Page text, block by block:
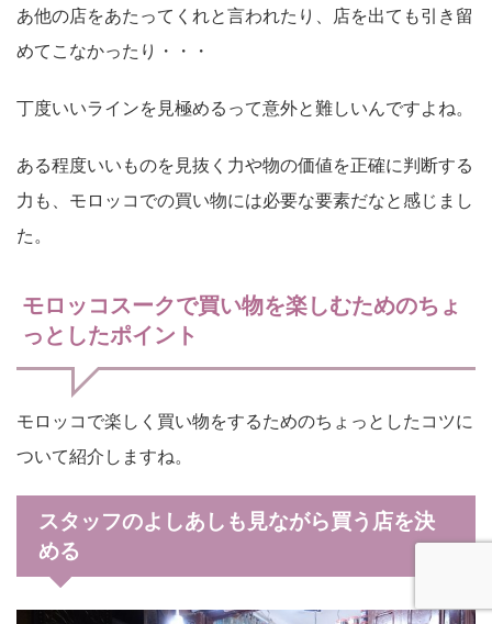
あ他の店をあたってくれと言われたり、店を出ても引き留
めてこなかったり・・・
丁度いいラインを見極めるって意外と難しいんですよね。
ある程度いいものを見抜く力や物の価値を正確に判断する
力も、モロッコでの買い物には必要な要素だなと感じまし
た。
モロッコスークで買い物を楽しむためのちょ
っとしたポイント
モロッコで楽しく買い物をするためのちょっとしたコツに
ついて紹介しますね。
スタッフのよしあしも見ながら買う店を決
める